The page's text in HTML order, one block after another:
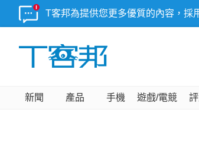
T客邦為提供您更多優質的內容，採
新聞 產品 手機 遊戲/電競 評